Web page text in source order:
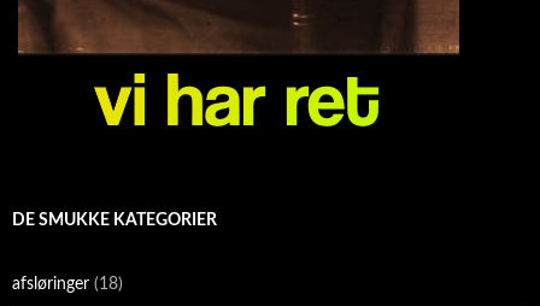
DE SMUKKE KATEGORIER
afsløringer (18)